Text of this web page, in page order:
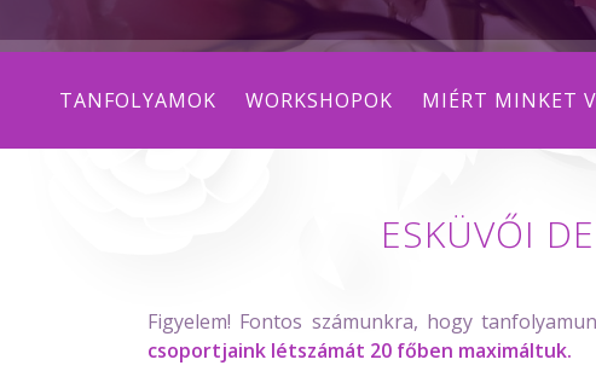
TANFOLYAMOK WORKSHOPOK MIÉRT MINKET
ESKÜVŐI
Figyelem! Fontos számunkra, hogy
csoportjaink létszámát 20 főben maximáltuk.